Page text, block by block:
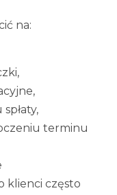
na:
terminu
klienci często